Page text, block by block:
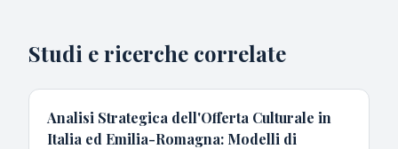
Studi e ricerche correlate
Analisi Strategica dell'Offerta Culturale in
Italia ed Emilia-Romagna: Modelli di